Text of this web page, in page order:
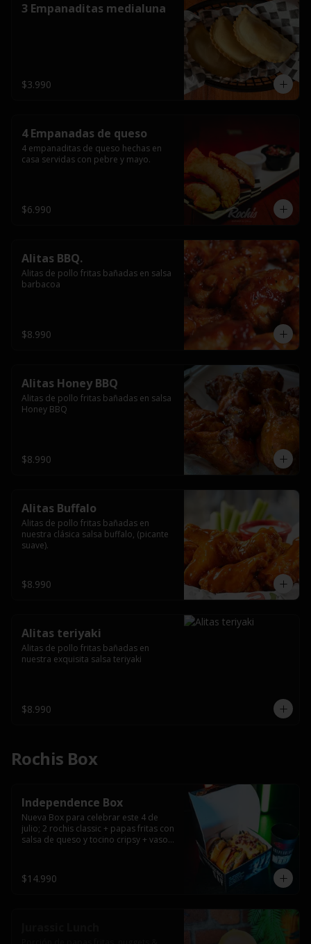
3 Empanaditas medialuna
$3.990
4 Empanadas de queso
4 empanaditas de queso hechas en
casa servidas con pebre y mayo.
$6.990
Alitas BBQ.
Alitas de pollo fritas bañadas en salsa
barbacoa
$8.990
Alitas Honey BBQ
Alitas de pollo fritas bañadas en salsa
Honey BBQ
$8.990
Alitas Buffalo
Alitas de pollo fritas bañadas en
nuestra clásica salsa buffalo, (picante
suave).
$8.990
Alitas teriyaki
Alitas de pollo fritas bañadas en
nuestra exquisita salsa teriyaki
$8.990
Rochis Box
Independence Box
Nueva Box para celebrar este 4 de
julio; 2 rochis classic + papas fritas con
salsa de queso y tocino cripsy + vaso
$14.990